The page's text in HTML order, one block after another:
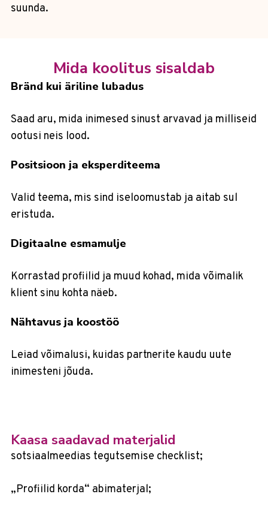
suunda.
Mida koolitus sisaldab
Bränd kui äriline lubadus
Saad aru, mida inimesed sinust arvavad ja milliseid
ootusi neis lood.
Positsioon ja eksperditeema
Valid teema, mis sind iseloomustab ja aitab sul
eristuda.
Digitaalne esmamulje
Korrastad profiilid ja muud kohad, mida võimalik
klient sinu kohta näeb.
Nähtavus ja koostöö
Leiad võimalusi, kuidas partnerite kaudu uute
inimesteni jõuda.
Kaasa saadavad materjalid
sotsiaalmeedias tegutsemise checklist;
„Profiilid korda“ abimaterjal;